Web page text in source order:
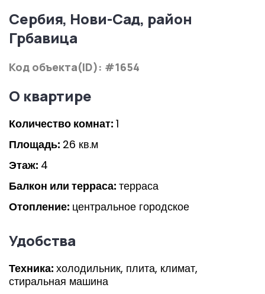
Сербия, Нови-Сад, район
Грбавица
Код объекта(ID): #1654
О квартире
Количество комнат: 1
Площадь: 26 кв.м
Этаж: 4
Балкон или терраса: терраса
Отопление: центральное городское
Удобства
Техника: холодильник, плита, климат,
стиральная машина